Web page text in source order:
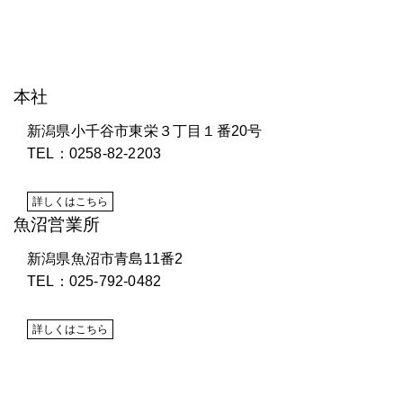
本社
新潟県小千谷市東栄３丁目１番20号
TEL：0258-82-2203
詳しくはこちら
魚沼営業所
新潟県魚沼市青島11番2
TEL：025-792-0482
詳しくはこちら